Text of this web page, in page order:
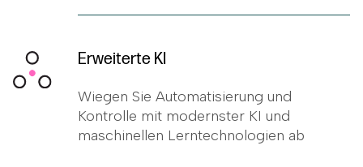
Erweiterte KI
Wiegen Sie Automatisierung und
Kontrolle mit modernster KI und
maschinellen Lerntechnologien ab